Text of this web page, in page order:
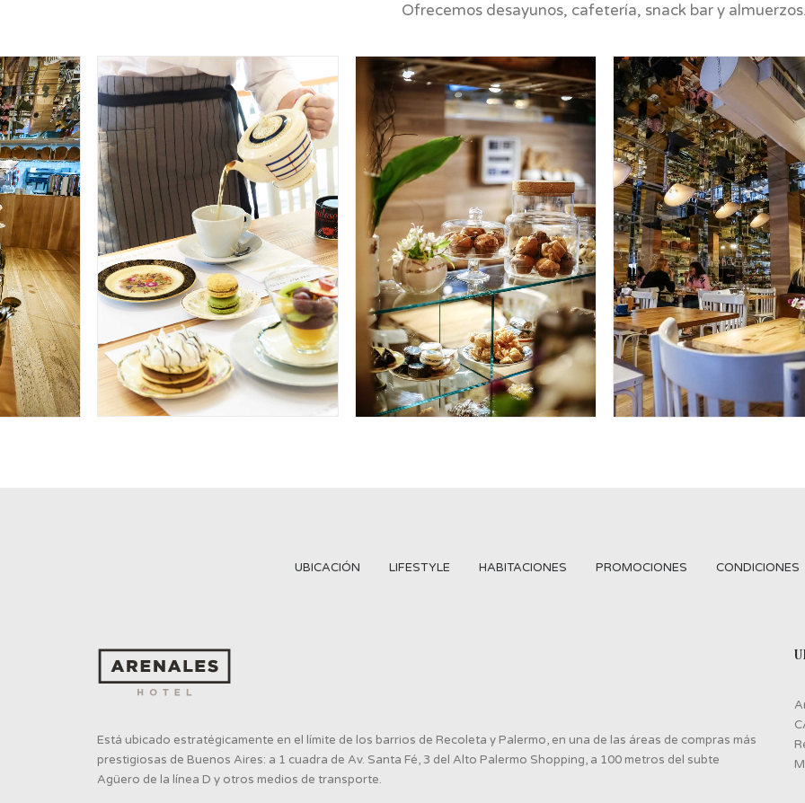
Ofrecemos desayunos, cafetería, snack bar y
UBICACIÓN LIFESTYLE HABITACIONES PROMOCIONES CONDICIONES
Está ubicado estratégicamente en el límite de los barrios de Recoleta y Palermo, en una de las áreas de compras más
prestigiosas de Buenos Aires: a 1 cuadra de Av. Santa Fé, 3 del Alto Palermo Shopping, a 100 metros del subte
Agüero de la línea D y otros medios de transporte.